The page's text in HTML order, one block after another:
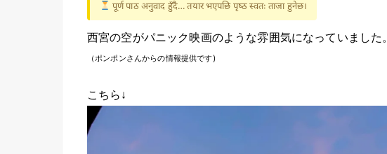
पूर्ण पाठ अनुवाद हुँदै… तयार भएपछि पृष्ठ स्वतः ताजा हुनेछ।
西宮の空がパニック映画のような雰囲気になっていました。
（ポンポンさんからの情報提供です)
こちら↓